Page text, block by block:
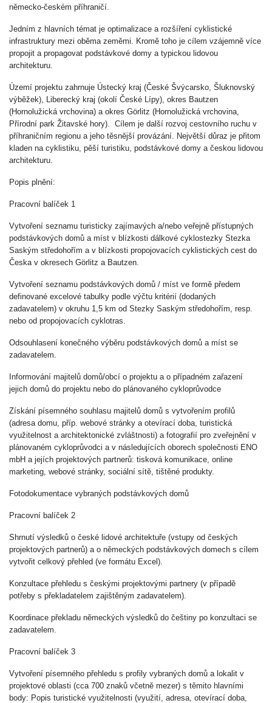
německo-českém příhraničí.
Jedním z hlavních témat je optimalizace a rozšíření cyklistické
infrastruktury mezi oběma zeměmi. Kromě toho je cílem vzájemně více
propojit a propagovat podstávkové domy a typickou lidovou
architekturu.
Území projektu zahrnuje Ústecký kraj (České Švýcarsko, Šluknovský
výběžek), Liberecký kraj (okolí České Lípy), okres Bautzen
(Hornolužická vrchovina) a okres Görlitz (Hornolužická vrchovina,
Přírodní park Žitavské hory). Cílem je další rozvoj cestovního ruchu v
příhraničním regionu a jeho těsnější provázání. Největší důraz je přitom
kladen na cyklistiku, pěší turistiku, podstávkové domy a českou lidovou
architekturu.
Popis plnění:
Pracovní balíček 1
Vytvoření seznamu turisticky zajímavých a/nebo veřejně přístupných
podstávkových domů a míst v blízkosti dálkové cyklostezky Stezka
Saským středohořím a v blízkosti propojovacích cyklistických cest do
Česka v okresech Görlitz a Bautzen.
Vytvoření seznamu podstávkových domů / míst ve formě předem
definované excelové tabulky podle výčtu kritérií (dodaných
zadavatelem) v okruhu 1,5 km od Stezky Saským středohořím, resp.
nebo od propojovacích cyklotras.
Odsouhlasení konečného výběru podstávkových domů a míst se
zadavatelem.
Informování majitelů domů/obcí o projektu a o případném zařazení
jejich domů do projektu nebo do plánovaného cykloprůvodce
Získání písemného souhlasu majitelů domů s vytvořením profilů
(adresa domu, příp. webové stránky a otevírací doba, turistická
využitelnost a architektonické zvláštnosti) a fotografií pro zveřejnění v
plánovaném cykloprůvodci a v následujících oborech společnosti ENO
mbH a jejích projektových partnerů: tisková komunikace, online
marketing, webové stránky, sociální sítě, tištěné produkty.
Fotodokumentace vybraných podstávkových domů
Pracovní balíček 2
Shrnutí výsledků o české lidové architektuře (vstupy od českých
projektových partnerů) a o německých podstávkových domech s cílem
vytvořit celkový přehled (ve formátu Excel).
Konzultace přehledu s českými projektovými partnery (v případě
potřeby s překladatelem zajištěným zadavatelem).
Koordinace překladu německých výsledků do češtiny po konzultaci se
zadavatelem.
Pracovní balíček 3
Vytvoření písemného přehledu s profily vybraných domů a lokalit v
projektové oblasti (cca 700 znaků včetně mezer) s těmito hlavními
body: Popis turistické využitelnosti (využití, adresa, otevírací doba,